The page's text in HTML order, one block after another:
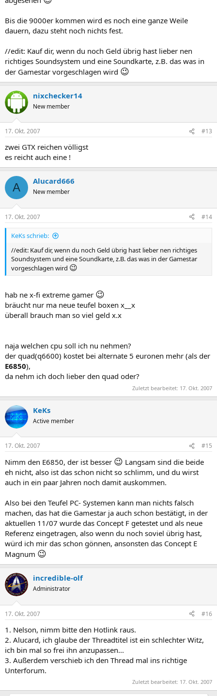
Bis die 9000er kommen wird es noch eine ganze Weile
dauern, dazu steht noch nichts fest.
//edit: Kauf dir, wenn du noch Geld übrig hast lieber nen
richtiges Soundsystem und eine Soundkarte, z.B. das was in
der Gamestar vorgeschlagen wird 😉
nixchecker14
New member
17. Okt. 2007 #13
zwei GTX reichen völligst
es reicht auch eine !
A Alucard666
New member
17. Okt. 2007 #14
KeKs schrieb:
//edit: Kauf dir, wenn du noch Geld übrig hast lieber nen richtiges
Soundsystem und eine Soundkarte, z.B. das was in der Gamestar
vorgeschlagen wird 😉
hab ne x-fi extreme gamer 😉
bräucht nur ma neue teufel boxen x__x
überall brauch man so viel geld x.x
naja welchen cpu soll ich nu nehmen?
der quad(q6600) kostet bei alternate 5 euronen mehr (als der
E6850),
da nehm ich doch lieber den quad oder?
Zuletzt bearbeitet: 17. Okt. 2007
KeKs
Active member
17. Okt. 2007 #15
Nimm den E6850, der ist besser 😉 Langsam sind die beide
eh nicht, also ist das schon nicht so schlimm, und du wirst
auch in ein paar Jahren noch damit auskommen.
Also bei den Teufel PC- Systemen kann man nichts falsch
machen, das hat die Gamestar ja auch schon bestätigt, in der
aktuellen 11/07 wurde das Concept F getestet und als neue
Referenz eingetragen, also wenn du noch soviel übrig hast,
würd ich mir das schon gönnen, ansonsten das Concept E
Magnum 😉
incredible-olf
Administrator
17. Okt. 2007 #16
1. Nelson, nimm bitte den Hotlink raus.
2. Alucard, ich glaube der Threadtitel ist ein schlechter Witz,
ich bin mal so frei ihn anzupassen...
3. Außerdem verschieb ich den Thread mal ins richtige
Unterforum.
Zuletzt bearbeitet: 17. Okt. 2007